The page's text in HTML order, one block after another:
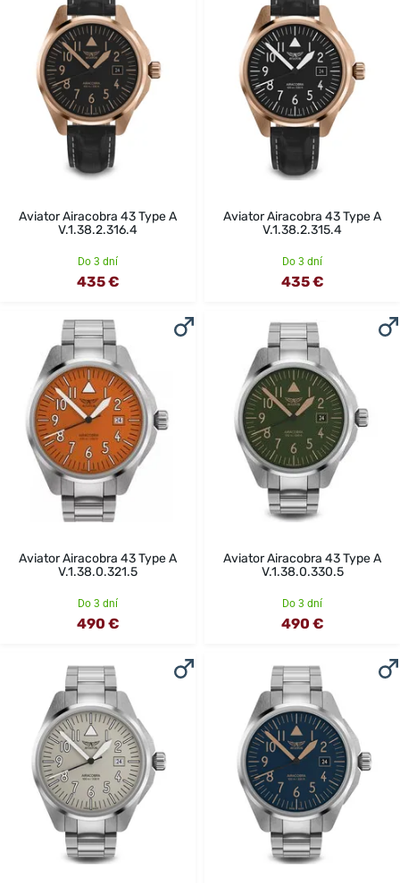
Aviator Airacobra 43 Type A
V.1.38.2.316.4
Do 3 dní
435 €
Aviator Airacobra 43 Type A
V.1.38.2.315.4
Do 3 dní
435 €
Aviator Airacobra 43 Type A
V.1.38.0.321.5
Do 3 dní
490 €
Aviator Airacobra 43 Type A
V.1.38.0.330.5
Do 3 dní
490 €